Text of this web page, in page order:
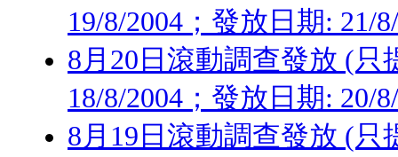
19/8/2004；發放日期: 21/
8月20日滾動調查發放 (只
18/8/2004；發放日期: 20/
8月19日滾動調查發放 (只